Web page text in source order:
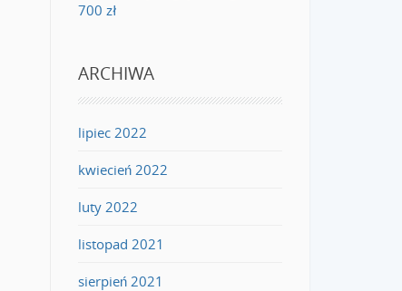
700 zł
ARCHIWA
lipiec 2022
kwiecień 2022
luty 2022
listopad 2021
sierpień 2021